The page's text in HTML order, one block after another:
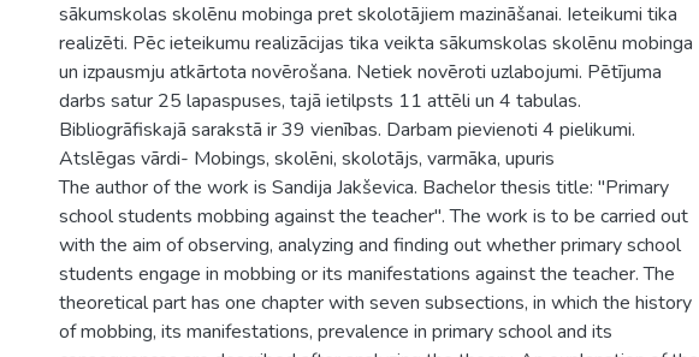
sākumskolas skolēnu mobinga pret skolotājiem mazināšanai. Ieteikumi tika
realizēti. Pēc ieteikumu realizācijas tika veikta sākumskolas skolēnu mobinga
un izpausmju atkārtota novērošana. Netiek novēroti uzlabojumi. Pētījuma
darbs satur 25 lapaspuses, tajā ietilpsts 11 attēli un 4 tabulas.
Bibliogrāfiskajā sarakstā ir 39 vienības. Darbam pievienoti 4 pielikumi.
Atslēgas vārdi- Mobings, skolēni, skolotājs, varmāka, upuris
The author of the work is Sandija Jakševica. Bachelor thesis title: "Primary
school students mobbing against the teacher". The work is to be carried out
with the aim of observing, analyzing and finding out whether primary school
students engage in mobbing or its manifestations against the teacher. The
theoretical part has one chapter with seven subsections, in which the history
of mobbing, its manifestations, prevalence in primary school and its